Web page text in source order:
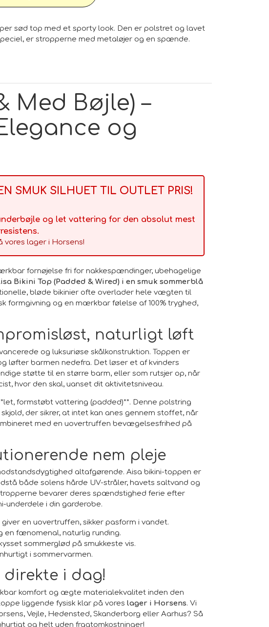
sød top med et sporty look. Den er polstret og lavet
er stropperne med metaløjer og en spænde.
Med Bøjle) –
og
SMUK SILHUET TIL OUTLET PRIS!
og let vattering for den absolut mest
vores lager i Horsens!
fornøjelse fri for nakkespændinger, ubehagelige
Bikini Top (Padded & Wired) i en smuk sommerblå
bløde bikinier ofte overlader hele vægten til
formgivning og en mærkbar følelse af 100% tryghed,
naturligt løft
og luksuriøse skålkonstruktion. Toppen er
løfter barmen nedefra. Det løser et af kvinders
støtte til en større barm, eller som rutsjer op, når
hvor den skal, uanset dit aktivitetsniveau.
formstøbt vattering (padded)**. Denne polstring
der sikrer, at intet kan anes gennem stoffet, når
med en uovertruffen bevægelsesfrihed på
nem pleje
altafgørende. Aisa bikini-toppen er
både solens hårde UV-stråler, havets saltvand og
bevarer deres spændstighed ferie efter
underdele i din garderobe.
en uovertruffen, sikker pasform i vandet.
en fænomenal, naturlig runding.
sommerglød på smukkeste vis.
i sommervarmen.
direkte i dag!
komfort og ægte materialekvalitet inden den
liggende fysisk klar på vores lager i Horsens. Vi
Vejle, Hedensted, Skanderborg eller Aarhus? Så
og helt uden fragtomkostninger!